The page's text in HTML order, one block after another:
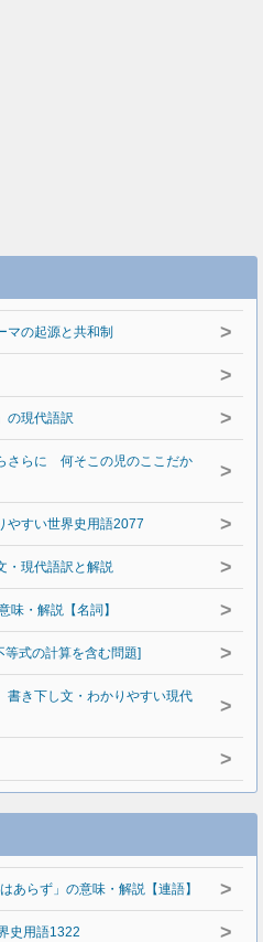
の起源と共和制 >
>
の現代語訳 >
さらに 何そこの児のここだか
>
すい世界史用語2077 >
・現代語訳と解説 >
味・解説【名詞】 >
式の計算を含む問題] >
書き下し文・わかりやすい現代
>
>
あらず」の意味・解説【連語】 >
史用語1322 >